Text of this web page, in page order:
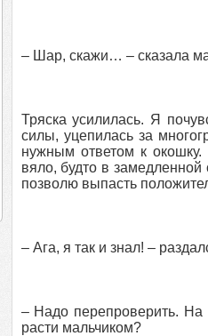
– Шар, скажи… – сказала
Тряска усилилась. Я
силы, уцепилась за
нужным ответом к
вяло, будто в
позволю выпасть
– Ага, я так и знал! –
– Надо перепроверить.
расти мальчиком?